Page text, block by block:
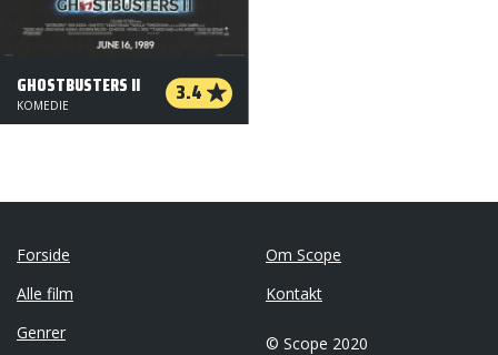
GHOSTBUSTERS II 3.4
KOMEDIE
Forside
Alle film
Genrer
Om Scope
Kontakt
© Scope 2020